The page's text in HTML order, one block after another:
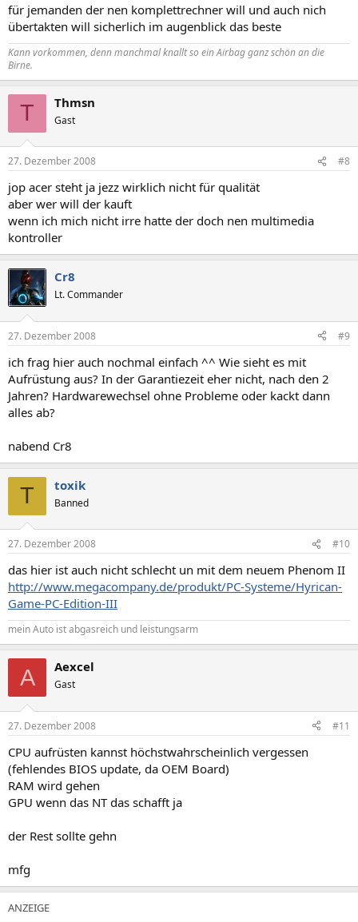
für jemanden der nen komplettrechner will und auch nich
übertakten will sicherlich im augenblick das beste
Kann vorkommen, denn manchmal knallt so einAirbagganz schön an die
Birne.
T Thmsn
Gast
27. Dezember 2008 #8
jop acer steht ja jezz wirklich nicht für qualität
aber wer will der kauft
wenn ich mich nicht irre hatte der doch nen multimedia
kontroller
Cr8
Lt. Commander
27. Dezember 2008 #9
ich frag hier auch nochmal einfach ^^ Wie sieht es mit
Aufrüstung aus? In der Garantiezeit eher nicht, nach den 2
Jahren? Hardwarewechsel ohne Probleme oder kackt dann
alles ab?
nabend Cr8
T toxik
Banned
27. Dezember 2008 #10
das hier ist auch nicht schlecht un mit dem neuem Phenom II
http://www.megacompany.de/produkt/PC-Systeme/Hyrican-
Game-PC-Edition-III
mein Auto ist abgasreich und leistungsarm
A Aexcel
Gast
27. Dezember 2008 #11
CPU aufrüsten kannst höchstwahrscheinlich vergessen
(fehlendes BIOS update, da OEM Board)
RAM wird gehen
GPU wenn das NT das schafft ja
der Rest sollte gehn
mfg